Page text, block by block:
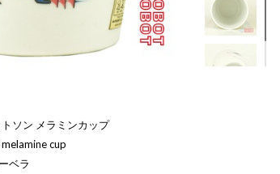
ソン メラミンカップ
cup
ベラ